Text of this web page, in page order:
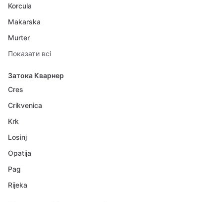
Korcula
Makarska
Murter
Показати всі
Затока Кварнер
Cres
Crikvenica
Krk
Losinj
Opatija
Pag
Rijeka